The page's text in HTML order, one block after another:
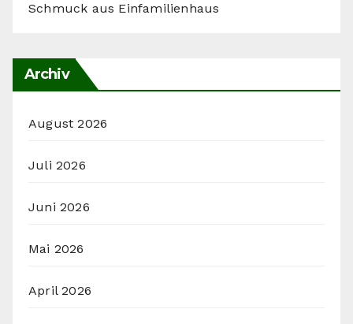
Schmuck aus Einfamilienhaus
Archiv
August 2026
Juli 2026
Juni 2026
Mai 2026
April 2026